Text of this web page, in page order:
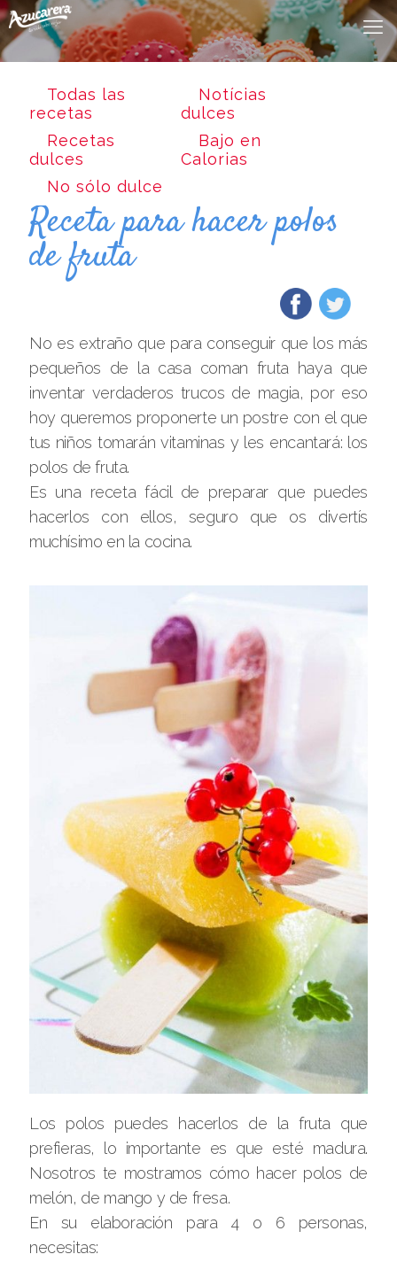
Todas las
recetas
Notícias
dulces
Recetas
dulces
Bajo en
Calorias
No sólo dulce
Receta para hacer polos
de fruta
No es extraño que para conseguir que los más
pequeños de la casa coman fruta haya que
inventar verdaderos trucos de magia, por eso
hoy queremos proponerte un postre con el que
tus niños tomarán vitaminas y les encantará: los
polos de fruta.
Es una receta fácil de preparar que puedes
hacerlos con ellos, seguro que os divertís
muchísimo en la cocina.
Los polos puedes hacerlos de la fruta que
prefieras, lo importante es que esté madura.
Nosotros te mostramos cómo hacer polos de
melón, de mango y de fresa.
En su elaboración para 4 o 6 personas,
necesitas: